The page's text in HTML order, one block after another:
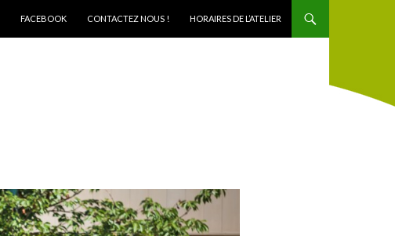
FACEBOOK CONTACTEZ NOUS ! HORAIRES DE L’ATELIER